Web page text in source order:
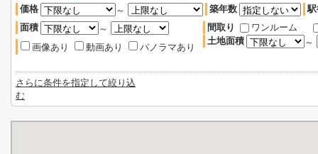
価格
～ 築年数
面積
～
画像あり
動画あり パノラマあり
間取り
ワンルーム
土地面積
～
さらに条件を指定して絞り込
む